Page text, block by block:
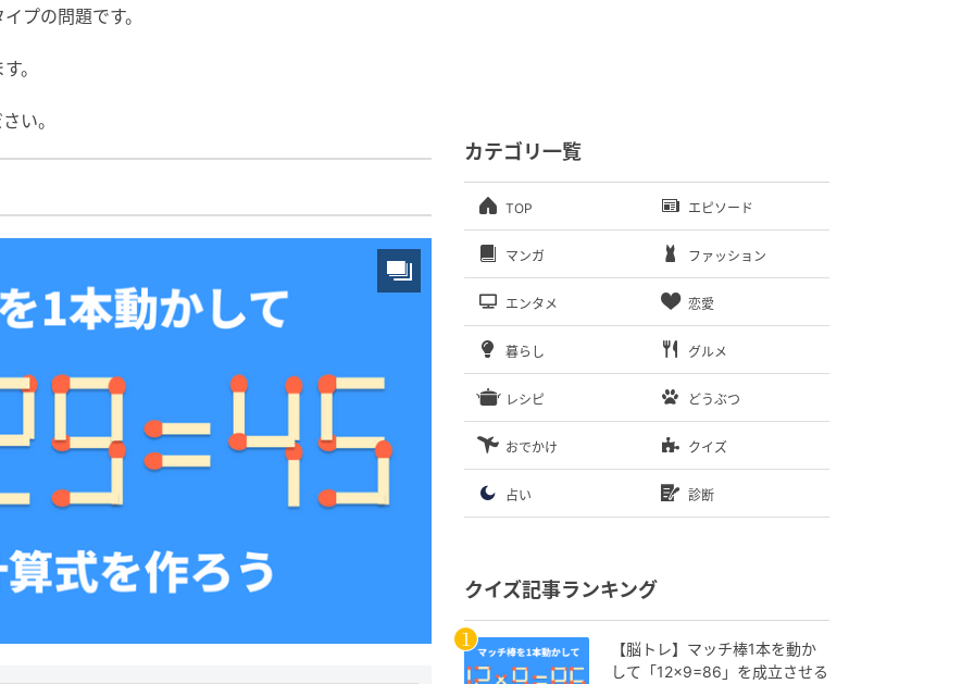
プの問題です。
。
い。
カテゴリ一覧
TOP エピソード
マンガ ファッション
エンタメ 恋愛
暮らし グルメ
レシピ どうぶつ
おでかけ クイズ
占い 診断
クイズ記事ランキング
【脳トレ】マッチ棒1本を動か
して「12×9=86」を成立させる